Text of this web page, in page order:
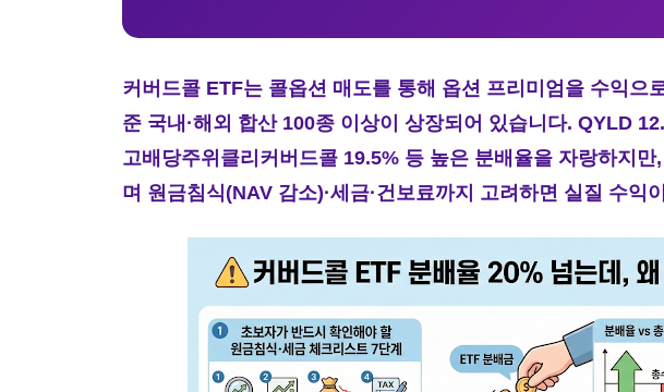
커버드콜 ETF는 콜옵션 매도를 통해 옵션 프리미엄을 수익으
준 국내·해외 합산 100종 이상이 상장되어 있습니다. QYLD
고배당주위클리커버드콜 19.5% 등 높은 분배율을 자랑하지
며 원금침식(NAV 감소)·세금·건보료까지 고려하면 실질 수익